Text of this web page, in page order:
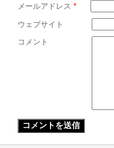
メールアドレス *
ウェブサイト
コメント